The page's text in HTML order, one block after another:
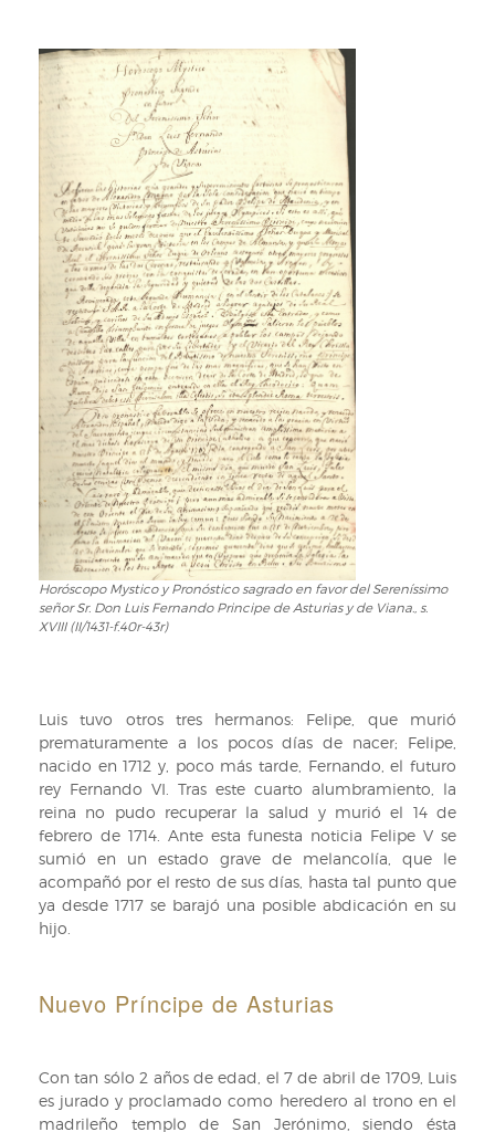
Horóscopo Mystico y Pronóstico sagrado en favor del Sereníssimo
señor Sr. Don Luis Fernando Principe de Asturias y de Viana., s.
XVIII (II/1431-f.40r-43r)
Luis tuvo otros tres hermanos: Felipe, que murió
prematuramente a los pocos días de nacer; Felipe,
nacido en 1712 y, poco más tarde, Fernando, el futuro
rey Fernando VI. Tras este cuarto alumbramiento, la
reina no pudo recuperar la salud y murió el 14 de
febrero de 1714. Ante esta funesta noticia Felipe V se
sumió en un estado grave de melancolía, que le
acompañó por el resto de sus días, hasta tal punto que
ya desde 1717 se barajó una posible abdicación en su
hijo.
Nuevo Príncipe de Asturias
Con tan sólo 2 años de edad, el 7 de abril de 1709, Luis
es jurado y proclamado como heredero al trono en el
madrileño templo de San Jerónimo, siendo ésta